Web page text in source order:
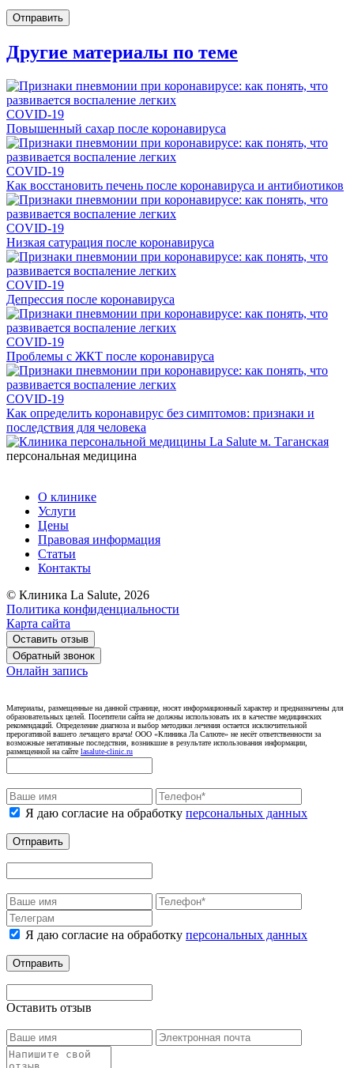
Отправить
Другие материалы по теме
COVID-19
Повышенный сахар после коронавируса
COVID-19
Как восстановить печень после коронавируса и антибиотиков
COVID-19
Низкая сатурация после коронавируса
COVID-19
Депрессия после коронавируса
COVID-19
Проблемы с ЖКТ после коронавируса
COVID-19
Как определить коронавирус без симптомов: признаки и
последствия для человека
персональная медицина
О клинике
Услуги
Цены
Правовая информация
Статьи
Контакты
© Клиника La Salute, 2026
Политика конфиденциальности
Карта сайта
Оставить отзыв
Обратный звонок
Онлайн запись
Материалы, размещенные на данной странице, носят информационный характер и предназначены для
образовательных целей. Посетители сайта не должны использовать их в качестве медицинских
рекомендаций. Определение диагноза и выбор методики лечения остается исключительной
прерогативой вашего лечащего врача! ООО «Клиника Ла Салюте» не несёт ответственности за
возможные негативные последствия, возникшие в результате использования информации,
размещенной на сайте lasalute-clinic.ru
Я даю согласие на обработку персональных данных
Отправить
Я даю согласие на обработку персональных данных
Отправить
Оставить отзыв